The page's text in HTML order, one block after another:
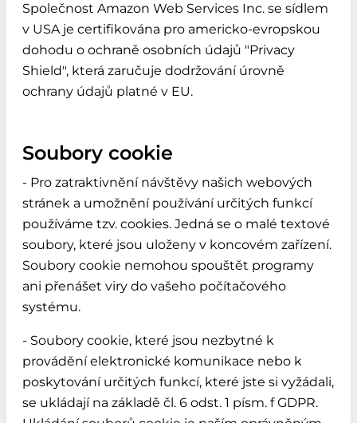
Společnost Amazon Web Services Inc. se sídlem
v USA je certifikována pro americko-evropskou
dohodu o ochraně osobních údajů "Privacy
Shield", která zaručuje dodržování úrovně
ochrany údajů platné v EU.
Soubory cookie
- Pro zatraktivnění návštěvy našich webových
stránek a umožnění používání určitých funkcí
používáme tzv. cookies. Jedná se o malé textové
soubory, které jsou uloženy v koncovém zařízení.
Soubory cookie nemohou spouštět programy
ani přenášet viry do vašeho počítačového
systému.
- Soubory cookie, které jsou nezbytné k
provádění elektronické komunikace nebo k
poskytování určitých funkcí, které jste si vyžádali,
se ukládají na základě čl. 6 odst. 1 písm. f GDPR.